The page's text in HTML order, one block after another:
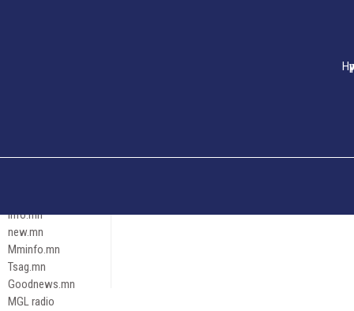
Эрх зүй
info.mn
new.mn
Mminfo.mn
Tsag.mn
Goodnews.mn
MGL radio